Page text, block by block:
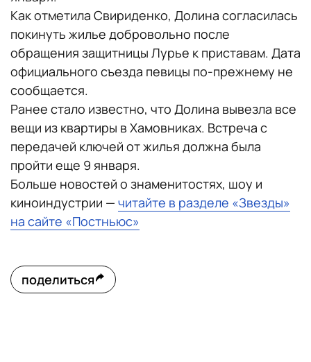
Как отметила Свириденко, Долина согласилась
покинуть жилье добровольно после
обращения защитницы Лурье к приставам. Дата
официального съезда певицы по-прежнему не
сообщается.
Ранее стало известно, что Долина вывезла все
вещи из квартиры в Хамовниках. Встреча с
передачей ключей от жилья должна была
пройти еще 9 января.
Больше новостей о знаменитостях, шоу и
киноиндустрии — читайте в разделе «Звезды»
на сайте «Постньюс»
поделиться